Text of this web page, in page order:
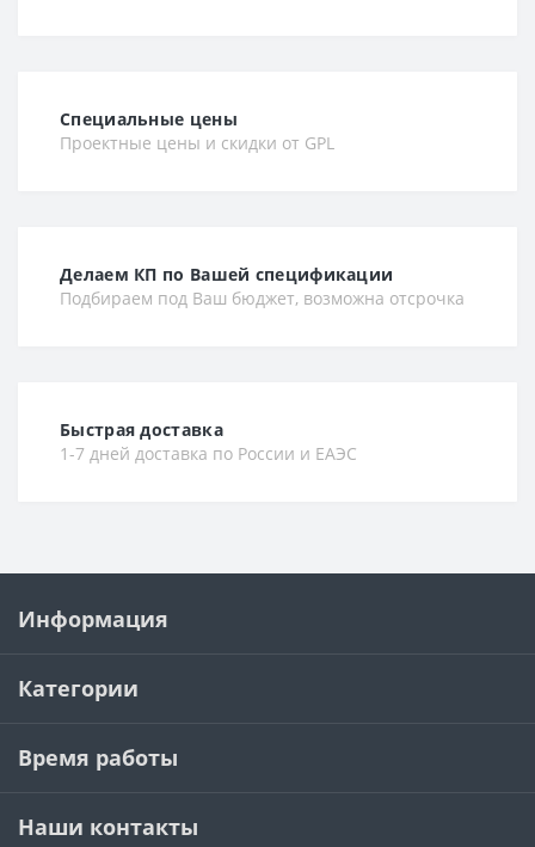
Специальные цены
Проектные цены и скидки от GPL
Делаем КП по Вашей спецификации
Подбираем под Ваш бюджет, возможна отсрочка
Быстрая доставка
1-7 дней доставка по России и ЕАЭС
Информация
Категории
Время работы
Наши контакты